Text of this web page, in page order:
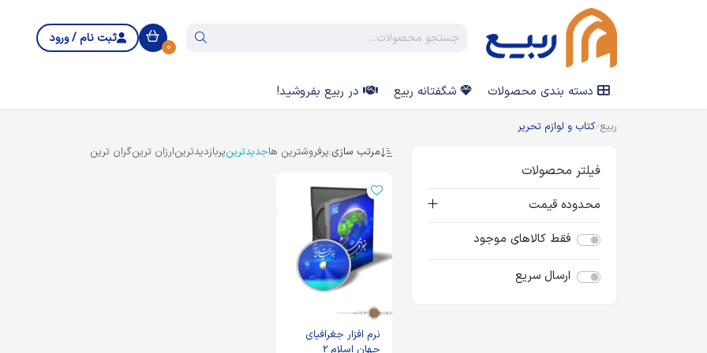
0
ثبت نام / ورود
دسته بندی محصولات شگفتانه ربیع در ربیع بفروشید!
ربیع کتاب و لوازم تحریر
فیلتر محصولات
محدوده قیمت
فقط کالاهای موجود
ارسال سریع
مرتب سازی:پرفروشترین هاجدیدترینپربازدیدترینارزان ترینگران ترین
نرم افزار جغرافیای
جهان اسلام 2